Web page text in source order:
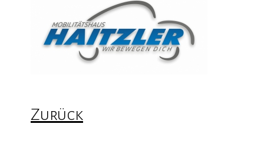
Zurück